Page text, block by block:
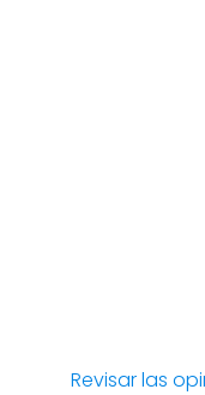
Revisar las